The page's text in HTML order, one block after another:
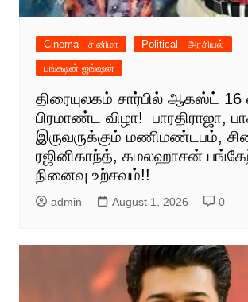
Cinema - சினிமா
Political - அரசியல்
பங்க்ஷன் ஜங்ஷன்
திரையுலகம் சார்பில் ஆகஸ்ட் 16
பிரமாண்ட விழா! பாரதிராஜா,
இருவருக்கும் மணிமண்டபம்,
ரஜினிகாந்த், கமலஹாசன்
நினைவு உற்சவம்!!
admin August 1, 2026 0